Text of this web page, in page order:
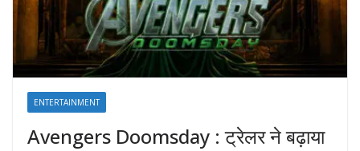
ENTERTAINMENT
Avengers Doomsday : ट्रेलर ने बढ़ाया